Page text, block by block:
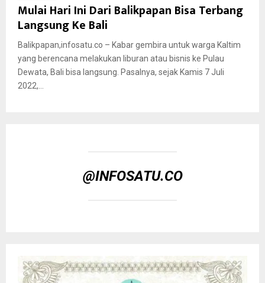
Mulai Hari Ini Dari Balikpapan Bisa Terbang
Langsung Ke Bali
Balikpapan,infosatu.co – Kabar gembira untuk warga Kaltim
yang berencana melakukan liburan atau bisnis ke Pulau
Dewata, Bali bisa langsung. Pasalnya, sejak Kamis 7 Juli
2022,...
@INFOSATU.CO